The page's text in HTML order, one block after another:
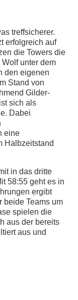
treffsicherer.
erfolgreich auf
die Towers die
unter dem
den eigenen
Stand von
Gilder-
sich als
Dabei
eine
Halbzeitstand
in das dritte
58:55 geht es in
ergibt
beide Teams um
spielen die
aus der bereits
aus und